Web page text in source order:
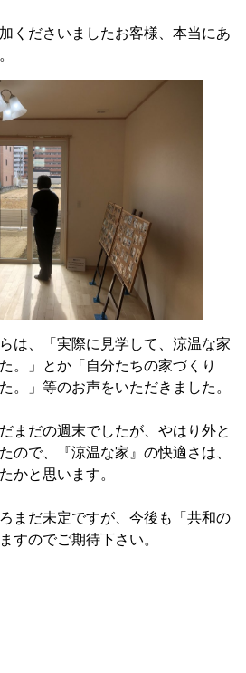
くださいましたお客様、本当にあ
は、「実際に見学して、涼温な家
。」とか「自分たちの家づくり
。」等のお声をいただきました。
まだの週末でしたが、やはり外と
ので、『涼温な家』の快適さは、
かと思います。
まだ未定ですが、今後も「共和の
すのでご期待下さい。